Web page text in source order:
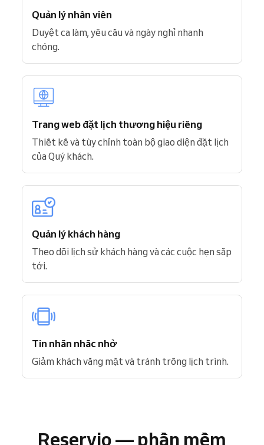
Quản lý nhân viên
Duyệt ca làm, yêu cầu và ngày nghỉ nhanh
chóng.
Trang web đặt lịch thương hiệu riêng
Thiết kế và tùy chỉnh toàn bộ giao diện đặt lịch
của Quý khách.
Quản lý khách hàng
Theo dõi lịch sử khách hàng và các cuộc hẹn sắp
tới.
Tin nhắn nhắc nhở
Giảm khách vắng mặt và tránh trống lịch trình.
Reservio — phần mềm